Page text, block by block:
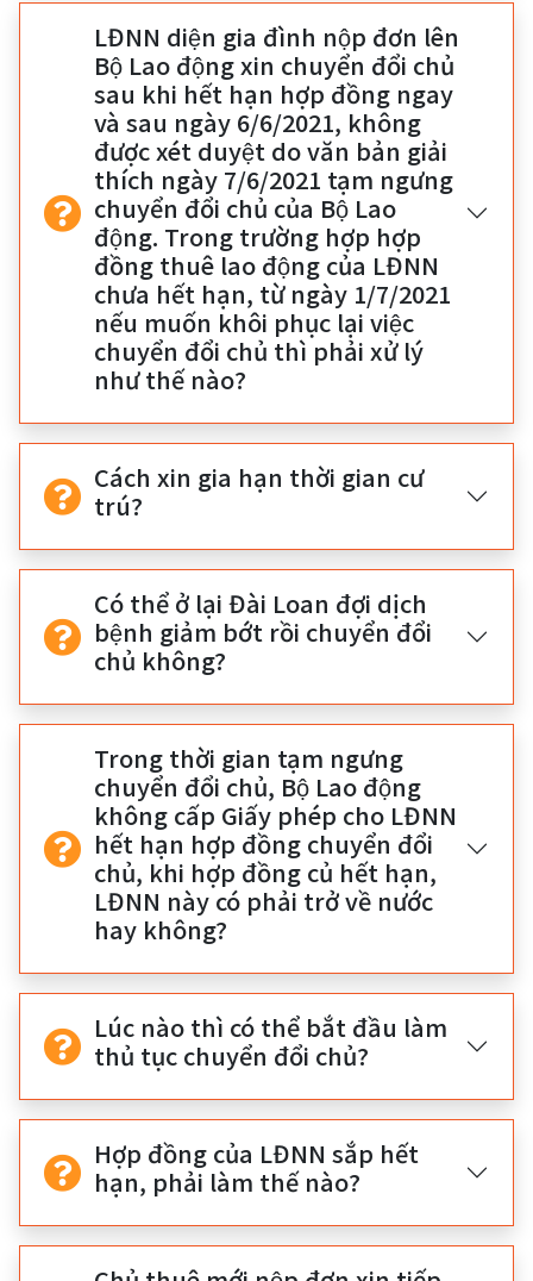
LĐNN diện gia đình nộp đơn lên
Bộ Lao động xin chuyển đổi chủ
sau khi hết hạn hợp đồng ngay
và sau ngày 6/6/2021, không
được xét duyệt do văn bản giải
thích ngày 7/6/2021 tạm ngưng
chuyển đổi chủ của Bộ Lao
động. Trong trường hợp hợp
đồng thuê lao động của LĐNN
chưa hết hạn, từ ngày 1/7/2021
nếu muốn khôi phục lại việc
chuyển đổi chủ thì phải xử lý
như thế nào?
Cách xin gia hạn thời gian cư
trú?
Có thể ở lại Đài Loan đợi dịch
bệnh giảm bớt rồi chuyển đổi
chủ không?
Trong thời gian tạm ngưng
chuyển đổi chủ, Bộ Lao động
không cấp Giấy phép cho LĐNN
hết hạn hợp đồng chuyển đổi
chủ, khi hợp đồng củ hết hạn,
LĐNN này có phải trở về nước
hay không?
Lúc nào thì có thể bắt đầu làm
thủ tục chuyển đổi chủ?
Hợp đồng của LĐNN sắp hết
hạn, phải làm thế nào?